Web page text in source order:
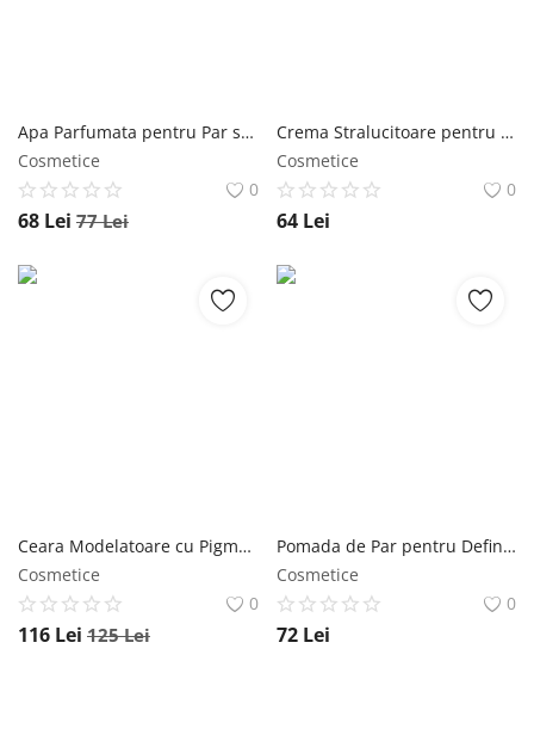
Apa Parfumata pentru Par si Corp - Alfaparf Milano Semi Di Lino Sublime Water, 50ml Alfaparf Milano
Cosmetice
0
68 Lei 77Lei
Crema Stralucitoare pentru Modelare - Wella Professionals Eimi Shape Shift, 150 ml Wella Professionals
Cosmetice
0
64 Lei
Ceara Modelatoare cu Pigment Violet - Dhermia Crazy Color Purple Wax Quick Hair Color, 80ml Dhermia
Cosmetice
0
116 Lei 125Lei
Pomada de Par pentru Definire si Fixare - Sebastian Prefessional SEB Man The Dandy Pomade, 75 ml Sebastian Professional
Cosmetice
0
72 Lei